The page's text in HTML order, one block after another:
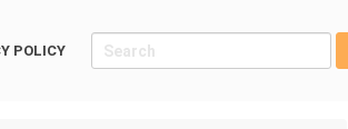
POLICY